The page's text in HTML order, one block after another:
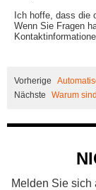
Ich hoffe, dass die
Wenn Sie Fragen
Vorherige
Nächste
Warum
Melden Sie sich